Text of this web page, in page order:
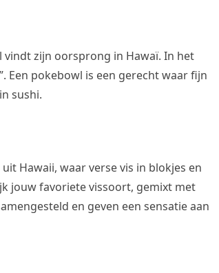
vindt zijn oorsprong in Hawaï. In het
Een pokebowl is een gerecht waar fijn
sushi.
Hawaii, waar verse vis in blokjes en
jouw favoriete vissoort, gemixt met
en geven een sensatie aan